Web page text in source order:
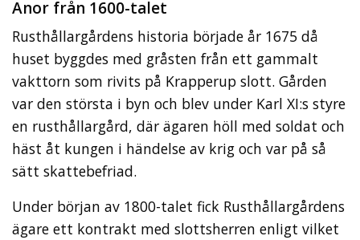
Anor från 1600-talet
Rusthållargårdens historia började år 1675 då
huset byggdes med gråsten från ett gammalt
vakttorn som rivits på Krapperup slott. Gården
var den största i byn och blev under Karl XI:s styre
en rusthållargård, där ägaren höll med soldat och
häst åt kungen i händelse av krig och var på så
sätt skattebefriad.
Under början av 1800-talet fick Rusthållargårdens
ägare ett kontrakt med slottsherren enligt vilket